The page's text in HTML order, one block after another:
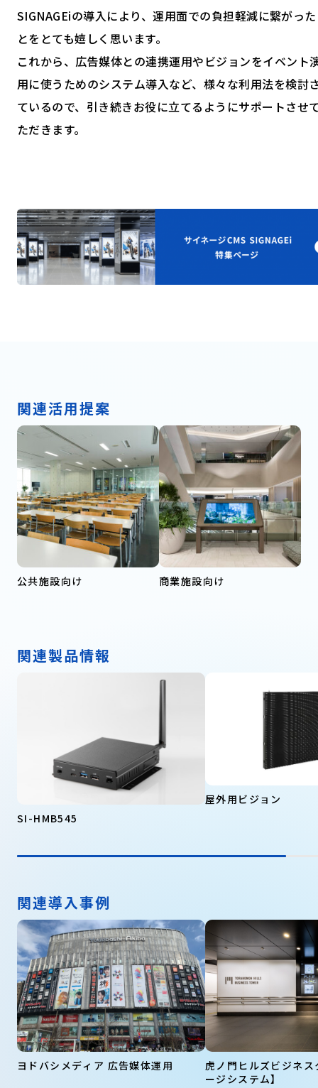
SIGNAGEiの導入により、運用面での負担軽減に繋がっ
とをとても嬉しく思います。
これから、広告媒体との連携運用やビジョンをイベント
用に使うためのシステム導入など、様々な利用法を検討
ているので、引き続きお役に立てるようにサポートさせ
ただきます。
関連活用提案
公共施設向け 商業施設向け
関連製品情報
SI-HMB545
屋外用ビジョン
関連導入事例
ヨドバシメディア 広告媒体運用
虎ノ門ヒルズビジネ
ージシステム】